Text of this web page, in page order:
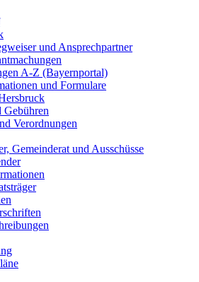
und Ansprechpartner
A-Z (Bayernportal)
und Formulare
Gebühren
Verordnungen
Gemeinderat und Ausschüsse